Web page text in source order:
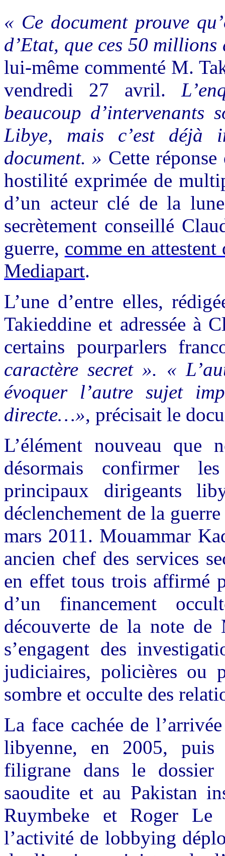
« Ce document prouve
d’Etat, que ces 50 millions
lui-même commenté M.
vendredi 27 avril.
beaucoup
Libye, mais c’est déjà
document. » Cette
hostilité exprimée de
d’un acteur clé de la
secrètement conseillé
guerre, comme en
Mediapart.
L’une d’entre elles,
Takieddine et adressée à
certains pourparlers
caractère secret ». «
évoquer l’autre sujet
directe…», précisait le
L’élément nouveau que
désormais confirmer
principaux dirigeants
déclenchement de la
mars 2011. Mouammar
ancien chef des services
en effet tous trois affirmé
d’un financement
découverte de la note de
s’engagent des
judiciaires, policières ou
sombre et occulte des
La face cachée de
libyenne, en 2005, puis
filigrane dans le dossier
saoudite et au Pakistan
Ruymbeke et Roger
l’activité de lobbying